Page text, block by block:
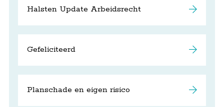
Halsten Update Arbeidsrecht
Gefeliciteerd
Planschade en eigen risico